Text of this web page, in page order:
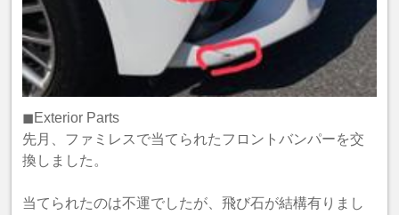
◼Exterior Parts
先月、ファミレスで当てられたフロントバンパーを交
換しました。
当てられたのは不運でしたが、飛び石が結構有りまし